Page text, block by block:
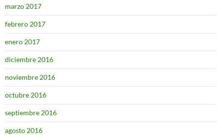
marzo 2017
febrero 2017
enero 2017
diciembre 2016
noviembre 2016
octubre 2016
septiembre 2016
agosto 2016